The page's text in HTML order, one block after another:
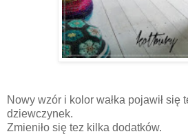
Nowy wzór i kolor wałka pojawił się
dziewczynek.
Zmieniło się tez kilka dodatków.